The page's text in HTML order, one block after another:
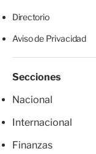
Directorio
Aviso de Privacidad
Secciones
Nacional
Internacional
Finanzas